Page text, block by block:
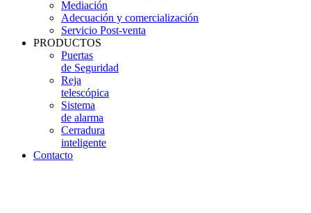
Mediación
Adecuación y comercialización
Servicio Post-venta
PRODUCTOS
Puertas
de Seguridad
Reja
telescópica
Sistema
de alarma
Cerradura
inteligente
Contacto